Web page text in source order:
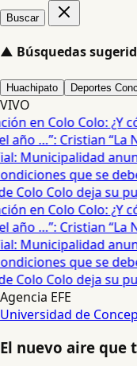
Buscar
▲ Búsquedas
Huachipato Deportes
VIVO
en Colo Colo: ¿Y
…”: Cristian “La
Municipalidad
que se
Colo Colo deja su
en Colo Colo: ¿Y
…”: Cristian “La
Municipalidad
que se
Colo Colo deja su
Agencia EFE
Universidad de
El nuevo aire que